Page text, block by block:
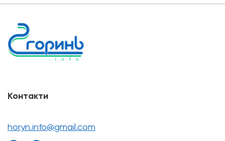
Контакти
horyn.info@gmail.com